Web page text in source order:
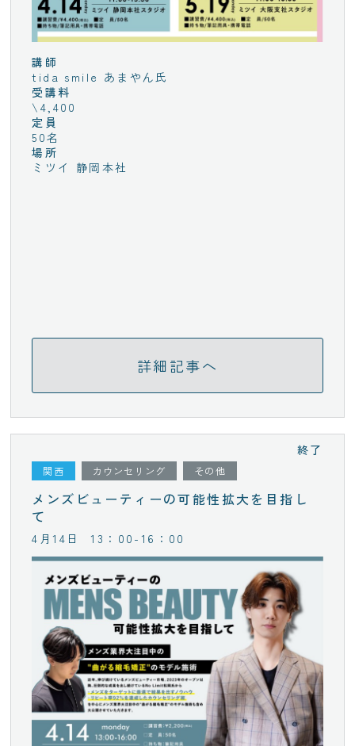
講師
tida smile あまやん氏
受講料
\4,400
定員
50名
場所
ミツイ 静岡本社
詳細記事へ
関西 カウンセリング その他
メンズビューティーの可能性拡大を目指し
て
終了
4月14日 13：00-16：00